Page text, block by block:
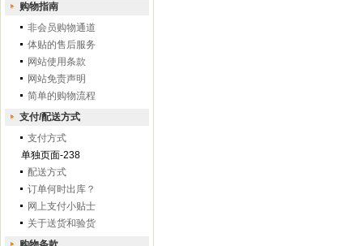
购物指南
非会员购物通道
体贴的售后服务
网站使用条款
网站免责声明
简单的购物流程
支付/配送方式
支付方式
单独页面-238
配送方式
订单何时出库？
网上支付小贴士
关于送货和验货